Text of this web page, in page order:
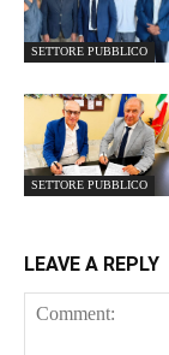
SETTORE PUBBLICO
SETTORE PUBBLICO
LEAVE A REPLY